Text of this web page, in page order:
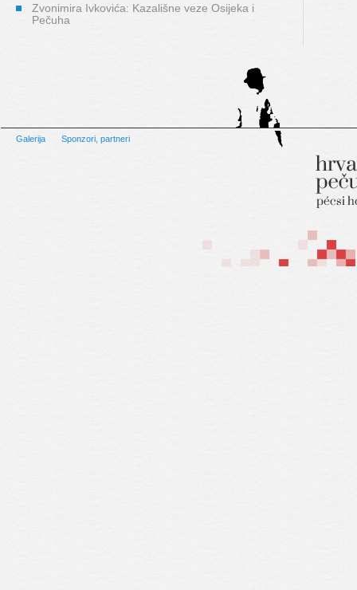
Zvonimira Ivkovića: Kazališne veze Osijeka i
Pečuha
Galerija Sponzori, partneri